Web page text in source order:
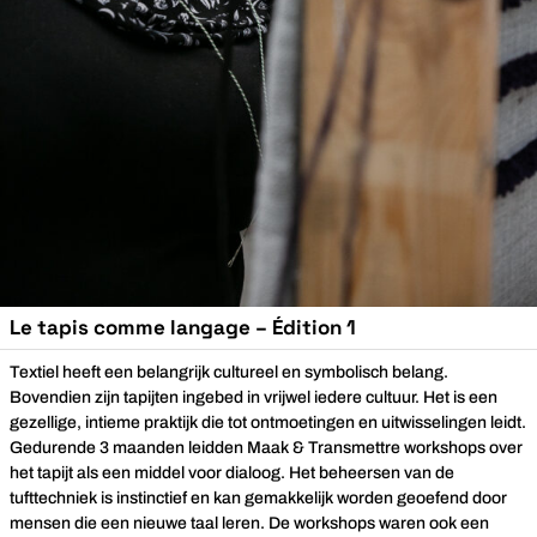
Le tapis comme langage – Édition 1
Textiel heeft een belangrijk cultureel en symbolisch belang.
Bovendien zijn tapijten ingebed in vrijwel iedere cultuur. Het is een
gezellige, intieme praktijk die tot ontmoetingen en uitwisselingen leidt.
Gedurende 3 maanden leidden Maak & Transmettre workshops over
het tapijt als een middel voor dialoog. Het beheersen van de
tufttechniek is instinctief en kan gemakkelijk worden geoefend door
mensen die een nieuwe taal leren. De workshops waren ook een